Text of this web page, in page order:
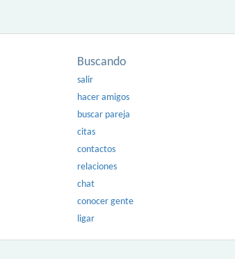
Buscando
salir
hacer amigos
buscar pareja
citas
contactos
relaciones
chat
conocer gente
ligar